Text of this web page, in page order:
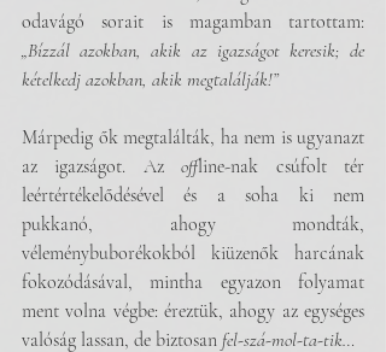
„Bízzál azokban, akik az igazságot keresik; de
kételkedj azokban, akik megtalálják!”
Márpedig ők megtalálták, ha nem is ugyanazt
az igazságot. Az offline-nak csúfolt tér
leértértékelődésével és a soha ki nem
pukkanó, ahogy mondták,
véleménybuborékokból kiüzenők harcának
fokozódásával, mintha egyazon folyamat
ment volna végbe: éreztük, ahogy az egységes
valóság lassan, de biztosan fel-szá-mol-ta-tik…